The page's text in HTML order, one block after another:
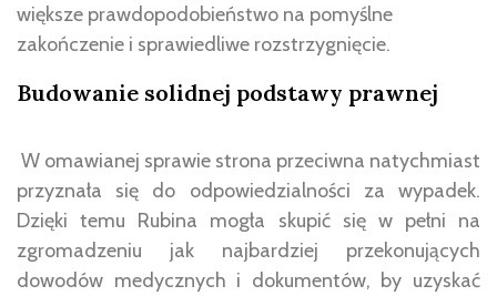
większe prawdopodobieństwo na pomyślne
zakończenie i sprawiedliwe rozstrzygnięcie.
Budowanie solidnej podstawy prawnej
W omawianej sprawie strona przeciwna natychmiast
przyznała się do odpowiedzialności za wypadek.
Dzięki temu Rubina mogła skupić się w pełni na
zgromadzeniu jak najbardziej przekonujących
dowodów medycznych i dokumentów, by uzyskać